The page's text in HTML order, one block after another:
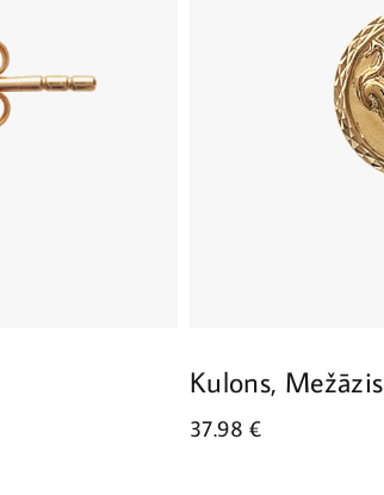
Kulons, Mežāzis
37.98€